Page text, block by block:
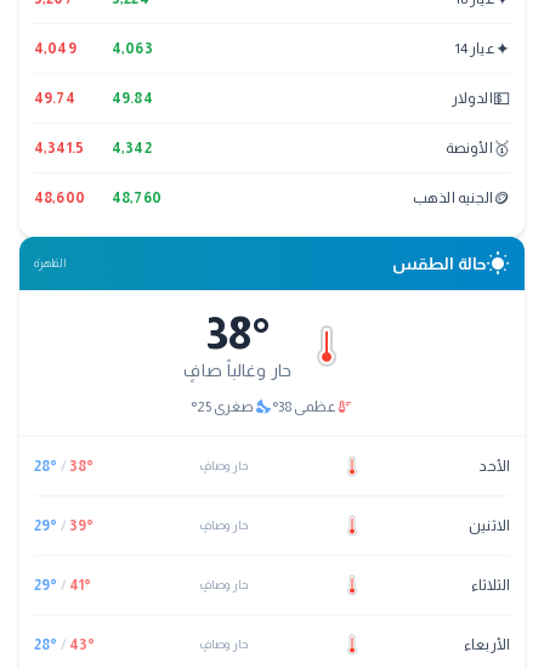
✦ عيار 14 4,063
4,049
💵الدولار 49.84
49.74
🥇 الأونصة 4,342
4,341.5
🪙 الجنيه الذهب 48,760
48,600
wb_sunnyحالة الطقس القاهرة
38°
حار وغالباً صافٍ
thermostat عظمى 38
°
nights_stay صغرى25
°
الأحد حار وصافٍ 38°
/
28°
الاثنين حار وصافٍ 39°
/
29°
الثلاثاء حار وصافٍ 41°
/
29°
الأربعاء حار وصافٍ 43°
/
28°